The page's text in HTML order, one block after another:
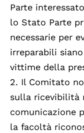
Parte
lo Stato Parte
necessarie per
irreparabili
vittime della
2. Il Comitato
sulla ricevibilità
comunicazione
la facoltà